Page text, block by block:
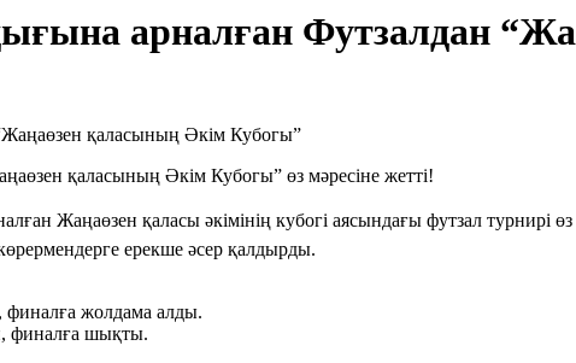
арналған Футзалдан
қаласының Әкім Кубогы” өз мәресіне жетті!
Жаңаөзен қаласы әкімінің кубогі аясындағы футзал турнирі
ерекше әсер қалдырды.
жолдама алды.
финалға шықты.